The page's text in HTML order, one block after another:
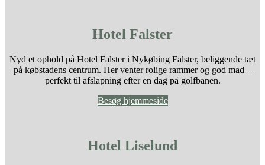
Hotel Falster
Nyd et ophold på Hotel Falster i Nykøbing Falster, beliggende tæt
på købstadens centrum. Her venter rolige rammer og god mad –
perfekt til afslapning efter en dag på golfbanen.
Besøg hjemmeside
Hotel Liselund